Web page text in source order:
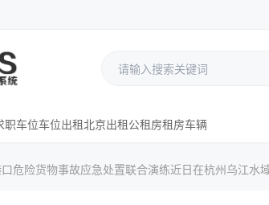
职车位车位出租北京出租公租房租房车辆
危险货物事故应急处置联合演练近日在杭州乌江水